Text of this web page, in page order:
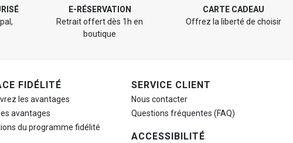
E-RÉSERVATION
Retrait offert dès 1h en
boutique
CARTE CADEAU
Offrez la liberté de choisir
FIDÉLITÉ
les avantages
avantages
du programme fidélité
SERVICE CLIENT
Nous contacter
Questions fréquentes (FAQ)
ACCESSIBILITÉ